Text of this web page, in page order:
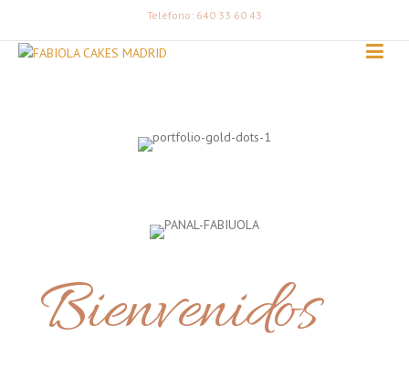
Teléfono: 640 33 60 43
Bienvenidos